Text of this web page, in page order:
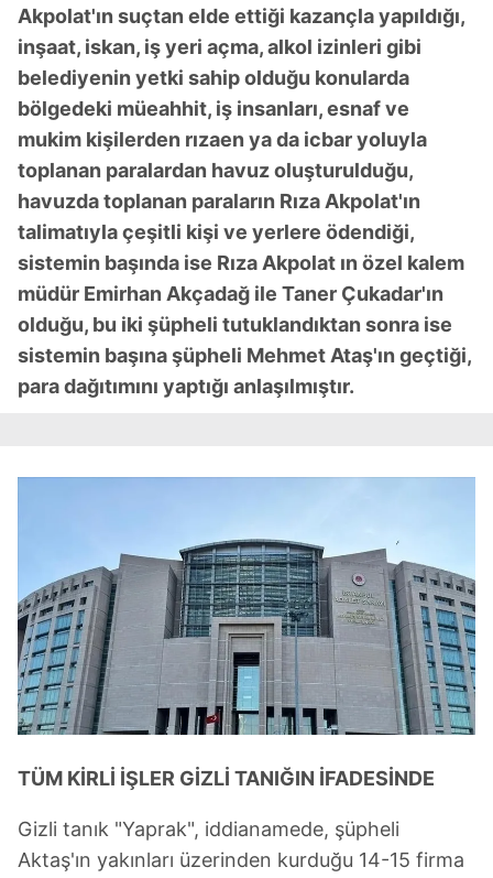
Akpolat'ın suçtan elde ettiği kazançla yapıldığı,
inşaat, iskan, iş yeri açma, alkol izinleri gibi
belediyenin yetki sahip olduğu konularda
bölgedeki müeahhit, iş insanları, esnaf ve
mukim kişilerden rızaen ya da icbar yoluyla
toplanan paralardan havuz oluşturulduğu,
havuzda toplanan paraların Rıza Akpolat'ın
talimatıyla çeşitli kişi ve yerlere ödendiği,
sistemin başında ise Rıza Akpolat ın özel kalem
müdür Emirhan Akçadağ ile Taner Çukadar'ın
olduğu, bu iki şüpheli tutuklandıktan sonra ise
sistemin başına şüpheli Mehmet Ataş'ın geçtiği,
para dağıtımını yaptığı anlaşılmıştır.
TÜM KİRLİ İŞLER GİZLİ TANIĞIN İFADESİNDE
Gizli tanık "Yaprak", iddianamede, şüpheli
Aktaş'ın yakınları üzerinden kurduğu 14-15 firma